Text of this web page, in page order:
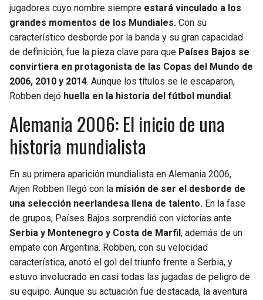
CARDINALS
RAMS
49ERS
SEAHAWKS
BEARS
PACKERS
VIKINGS
FALCONS
PANTHERS
MAVERICKS
ROCKETS
GRIZZLIES
PELICANS
SPURS
TIMBERWOLVES
THUNDER
TRAIL BLAZERS
JAZZ
jugadores cuyo nombre siempre estará vinculado a los
grandes momentos de los Mundiales. Con su
característico desborde por la banda y su gran capacidad
de definición, fue la pieza clave para que Países Bajos se
convirtiera en protagonista de las Copas del Mundo de
2006, 2010 y 2014. Aunque los títulos se le escaparon,
Robben dejó huella en la historia del fútbol mundial .
Alemania 2006: El inicio de una
historia mundialista
En su primera aparición mundialista en Alemania 2006,
Arjen Robben llegó con la misión de ser el desborde de
una selección neerlandesa llena de talento. En la fase
de grupos, Países Bajos sorprendió con victorias ante
Serbia y Montenegro y Costa de Marfil , además de un
empate con Argentina. Robben, con su velocidad
característica, anotó el gol del triunfo frente a Serbia, y
estuvo involucrado en casi todas las jugadas de peligro de
su equipo. Aunque su actuación fue destacada, la aventura